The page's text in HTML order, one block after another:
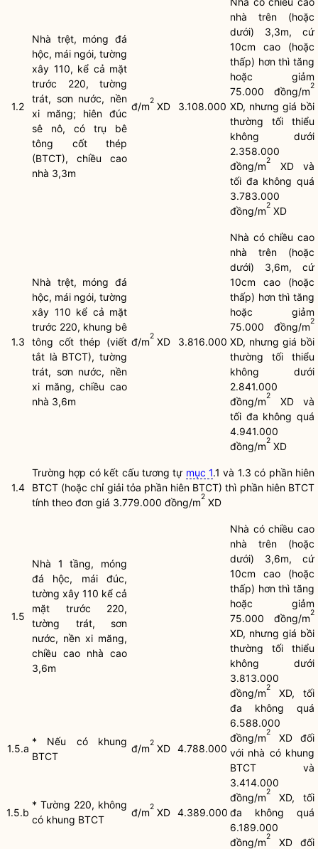
1.2
Nhà trệt, móng đá
hộc, mái ngói, tường
xây 110, kể cả mặt
trước 220, tường
trát, sơn nước, nền
xi măng; hiên đúc
sê nô, có trụ bê
tông cốt thép
(BTCT), chiều cao
nhà 3,3m
đ/m2 XD 3.108.000
nhà trên (hoặc
dưới) 3,3m, cứ
10cm cao (hoặc
thấp) hơn thì tăng
hoặc giảm
75.000 đồng/m2
XD, nhưng giá bồi
thường tối thiểu
không dưới
2.358.000
đồng/m2
XD và
tối đa không quá
3.783.000
đồng/m2 XD
1.3
Nhà trệt, móng đá
hộc, mái ngói, tường
xây 110 kể cả mặt
trước 220, khung bê
tông cốt thép (viết
tắt là BTCT), tường
trát, sơn nước, nền
xi măng, chiều cao
nhà 3,6m
đ/m2 XD 3.816.000
Nhà có chiều cao
nhà trên (hoặc
dưới) 3,6m, cứ
10cm cao (hoặc
thấp) hơn thì tăng
hoặc giảm
75.000 đồng/m2
XD, nhưng giá bồi
thường tối thiểu
không dưới
2.841.000
đồng/m2
XD và
tối đa không quá
4.941.000
đồng/m2 XD
1.4
Trường hợp có kết cấu tương tự mục 1.1 và 1.3 có phần hiên
BTCT (hoặc chỉ giải tỏa phần hiên BTCT) thì phần hiên BTCT
tính theo đơn giá 3.779.000 đồng/m2 XD
1.5
Nhà 1 tầng, móng
đá hộc, mái đúc,
tường xây 110 kể cả
mặt trước 220,
tường trát, sơn
nước, nền xi măng,
chiều cao nhà cao
3,6m
Nhà có chiều cao
nhà trên (hoặc
dưới) 3,6m, cứ
10cm cao (hoặc
thấp) hơn thì tăng
hoặc giảm
75.000 đồng/m2
XD, nhưng giá bồi
thường tối thiểu
không dưới
3.813.000
đồng/m2
XD, tối
đa không quá
6.588.000
đồng/m2
XD đối
với nhà có khung
BTCT và
3.414.000
đồng/m2
XD, tối
đa không quá
6.189.000
đồng/m2
XD đối
1.5.a
* Nếu có khung
BTCT
đ/m2 XD 4.788.000
1.5.b
* Tường 220, không
có khung BTCT
đ/m2 XD 4.389.000